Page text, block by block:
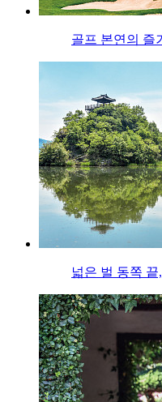
골프 본연의 즐
넓은 벌 동쪽